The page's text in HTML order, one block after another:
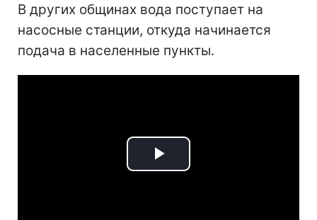
В других общинах вода поступает на
насосные станции, откуда начинается
подача в населенные пункты.
Play